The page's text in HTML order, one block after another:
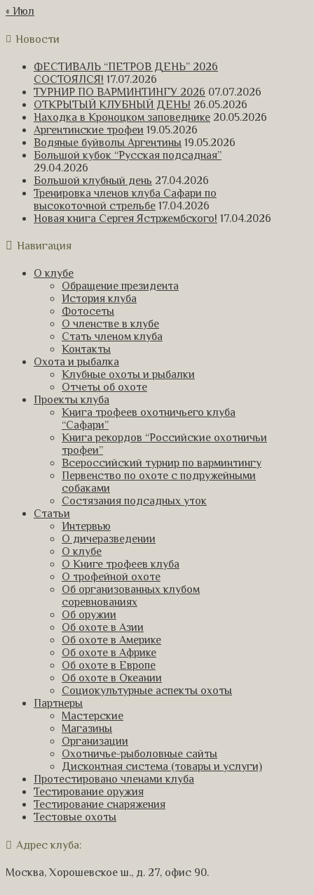
« Июл
Новости
ФЕСТИВАЛЬ “ПЕТРОВ ДЕНЬ” 2026
СОСТОЯЛСЯ! 17.07.2026
ТУРНИР ПО ВАРМИНТИНГУ 2026 07.07.2026
ОТКРЫТЫЙ КЛУБНЫЙ ДЕНЬ! 26.05.2026
Находка в Кроноцком заповеднике 20.05.2026
Аргентинские трофеи 19.05.2026
Водяные буйволы Аргентины 19.05.2026
Большой кубок “Русская подсадная”
29.04.2026
Большой клубный день 27.04.2026
Тренировка членов клуба Сафари по
высокоточной стрельбе 17.04.2026
Новая книга Сергея Ястржембского! 17.04.2026
Навигация
О клубе
Обращение президента
История клуба
Фотосеты
О членстве в клубе
Стать членом клуба
Контакты
Охота и рыбалка
Клубные охоты и рыбалки
Отчеты об охоте
Проекты клуба
Книга трофеев охотничьего клуба
“Сафари”
Книга рекордов “Российские охотничьи
трофеи”
Всероссийский турнир по варминтингу
Первенство по охоте с подружейными
собаками
Состязания подсадных уток
Статьи
Интервью
О дичеразведении
О клубе
О Книге трофеев клуба
О трофейной охоте
Об организованных клубом
соревнованиях
Об оружии
Об охоте в Азии
Об охоте в Америке
Об охоте в Африке
Об охоте в Европе
Об охоте в Океании
Социокультурные аспекты охоты
Партнеры
Мастерские
Магазины
Организации
Охотничье-рыболовные сайты
Дисконтная система (товары и услуги)
Протестировано членами клуба
Тестирование оружия
Тестирование снаряжения
Тестовые охоты
Адрес клуба:
Москва, Хорошевское ш., д. 27, офис 90.